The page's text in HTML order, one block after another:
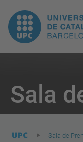
UPC.
de
Sala
here:
Sala de